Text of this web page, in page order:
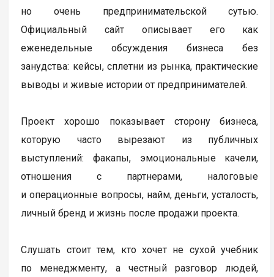
но очень предпринимательской сутью.
Официальный сайт описывает его как
еженедельные обсуждения бизнеса без
занудства: кейсы, сплетни из рынка, практические
выводы и живые истории от предпринимателей.
Проект хорошо показывает сторону бизнеса,
которую часто вырезают из публичных
выступлений: факапы, эмоциональные качели,
отношения с партнерами, налоговые
и операционные вопросы, найм, деньги, усталость,
личный бренд и жизнь после продажи проекта.
Слушать стоит тем, кто хочет не сухой учебник
по менеджменту, а честный разговор людей,